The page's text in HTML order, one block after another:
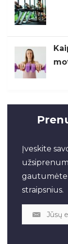
Įveskite
gautumėte
straipsnius.